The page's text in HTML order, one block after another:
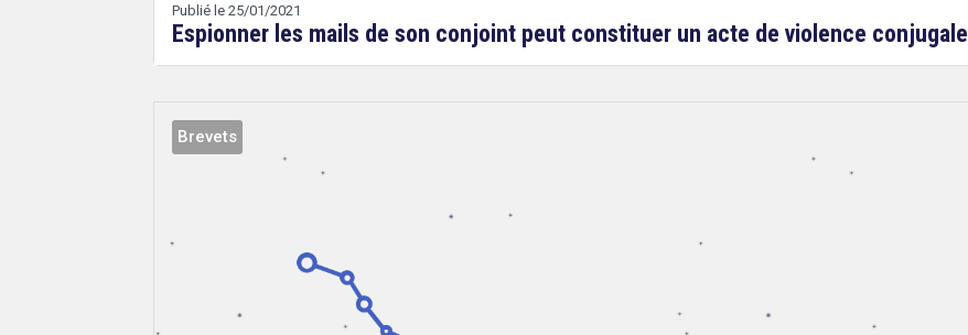
Publié le 25/01/2021
Espionner les mails de son conjoint peut constituer un acte de violence conjugale
&
Brevets